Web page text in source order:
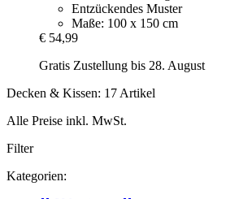
Entzückendes Muster
Maße: 100 x 150 cm
€ 54,99
Gratis Zustellung bis 28. August
Decken & Kissen: 17 Artikel
Alle Preise inkl. MwSt.
Filter
Kategorien: